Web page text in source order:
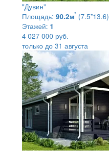
"Дувин"
Площадь: 90.2м² (7.5*13.6)
Этажей: 1
4 027 000 руб.
только до 31 августа